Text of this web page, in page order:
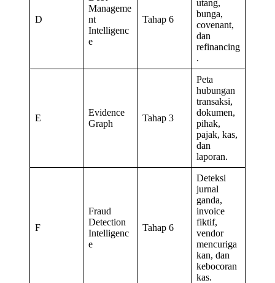
D
Manageme
nt
Intelligenc
e
Tahap 6
utang,
bunga,
covenant,
dan
refinancing
.
E
Evidence
Graph
Tahap 3
Peta
hubungan
transaksi,
dokumen,
pihak,
pajak, kas,
dan
laporan.
F
Fraud
Detection
Intelligenc
e
Tahap 6
Deteksi
jurnal
ganda,
invoice
fiktif,
vendor
mencuriga
kan, dan
kebocoran
kas.